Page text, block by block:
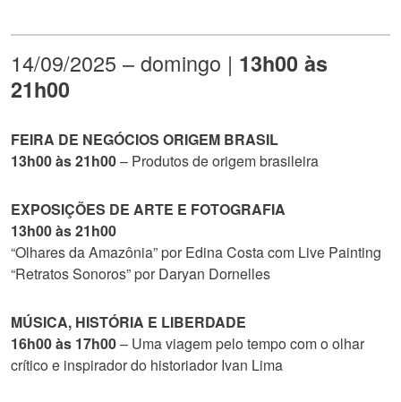
14/09/2025 – domingo | 13h00 às
21h00
FEIRA DE NEGÓCIOS ORIGEM BRASIL
13h00 às 21h00– Produtos de origem brasileira
EXPOSIÇÕES DE ARTE E FOTOGRAFIA
13h00 às 21h00
“Olhares da Amazônia” por Edina Costa com Live Painting
“Retratos Sonoros” por Daryan Dornelles
MÚSICA, HISTÓRIA E LIBERDADE
16h00 às 17h00– Uma viagem pelo tempo com o olhar
crítico e inspirador do historiador Ivan Lima